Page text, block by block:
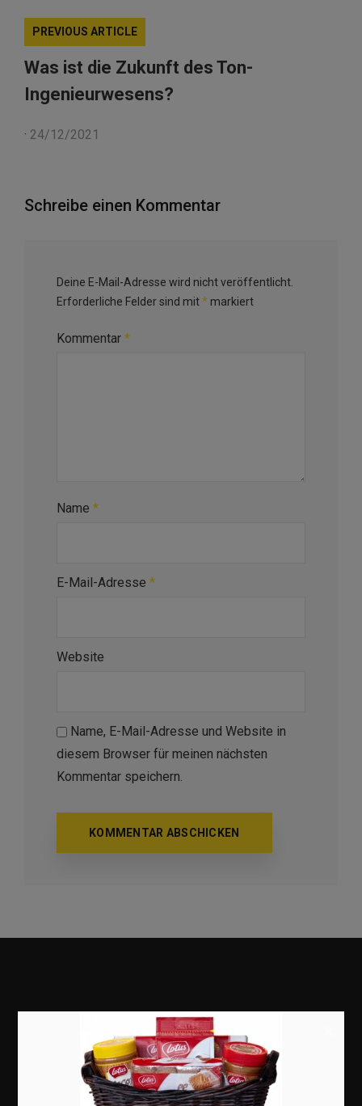
PREVIOUS ARTICLE
Was ist die Zukunft des Ton-
Ingenieurwesens?
· 24/12/2021
Schreibe einen Kommentar
Deine E-Mail-Adresse wird nicht veröffentlicht.
Erforderliche Felder sind mit* markiert
Kommentar *
Name *
E-Mail-Adresse *
Website
Name, E-Mail-Adresse und Website in
diesem Browser für meinen nächsten
Kommentar speichern.
Erfolgsgeschichten